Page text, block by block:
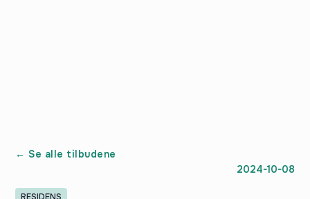
← Se alle tilbudene
2024-10-08